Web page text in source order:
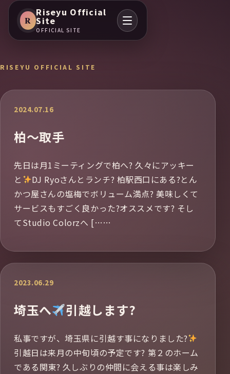
R
Riseyu Official
Site
OFFICIAL SITE
RISEYU OFFICIAL SITE
2024.07.16
柏〜取手
先日は月1ミーティングで柏へ? 久々にアッキー
と
DJ Ryoさんとランチ? 柏駅西口にある?とん
かつ屋さんの塩梅でボリューム満点? 美味しくて
サービスもすごく良かった?オススメです? そし
てStudio Colorzへ [……
2023.06.29
埼玉へ 引越します?
私事ですが、埼玉県に引越す事になりました?
引越日は来月の中旬頃の予定です? 第２のホーム
である関東? 久しぶりの仲間に会える事は楽しみ